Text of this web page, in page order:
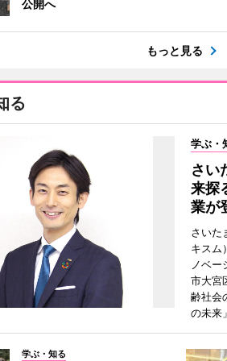
公開へ
もっと見る
る
学ぶ・
さい
来探
業が
さいた
キスム
ノベ
市大宮
齢社会
の未来
学ぶ・知る